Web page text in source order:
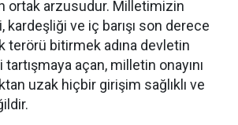
ortak arzusudur. Milletimizin
kardeşliği ve iç barışı son derece
terörü bitirmek adına devletin
açan, milletin onayını
uzak hiçbir girişim sağlıklı ve